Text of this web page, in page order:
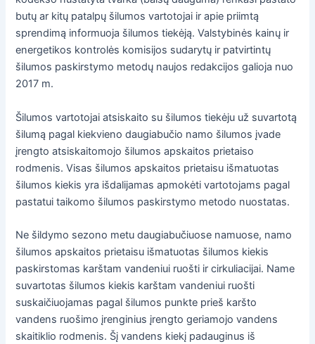
butų ar kitų patalpų šilumos vartotojai ir apie priimtą
sprendimą informuoja šilumos tiekėją. Valstybinės kainų ir
energetikos kontrolės komisijos sudarytų ir patvirtintų
šilumos paskirstymo metodų naujos redakcijos galioja nuo
2017 m.
Šilumos vartotojai atsiskaito su šilumos tiekėju už suvartotą
šilumą pagal kiekvieno daugiabučio namo šilumos įvade
įrengto atsiskaitomojo šilumos apskaitos prietaiso
rodmenis. Visas šilumos apskaitos prietaisu išmatuotas
šilumos kiekis yra išdalijamas apmokėti vartotojams pagal
pastatui taikomo šilumos paskirstymo metodo nuostatas.
Ne šildymo sezono metu daugiabučiuose namuose, namo
šilumos apskaitos prietaisu išmatuotas šilumos kiekis
paskirstomas karštam vandeniui ruošti ir cirkuliacijai. Name
suvartotas šilumos kiekis karštam vandeniui ruošti
suskaičiuojamas pagal šilumos punkte prieš karšto
vandens ruošimo įrenginius įrengto geriamojo vandens
skaitiklio rodmenis. Šį vandens kiekį padauginus iš